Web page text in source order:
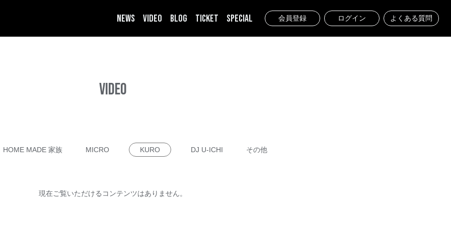
NEWS VIDEO BLOG TICKET SPECIAL 会員登録 ログイン よくある質問
VIDEO
HOME MADE 家族 MICRO KURO DJ U-ICHI その他
現在ご覧いただけるコンテンツはありません。